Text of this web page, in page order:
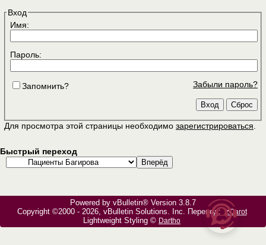
Вход
Имя:
Пароль:
Забыли пароль?
Запомнить?
Для просмотра этой страницы необходимо зарегистрироваться
Быстрый переход
Powered by vBulletin® Version 3.8.7
Copyright ©2000 - 2026, vBulletin Solutions, Inc. Перевод: zCarot
Lightweight Styling © Dartho